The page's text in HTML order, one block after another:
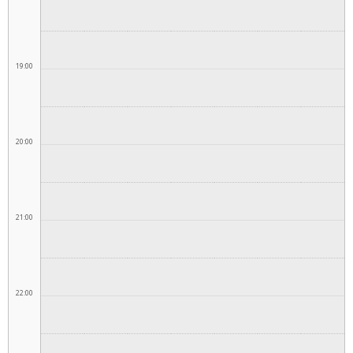
19:00
20:00
21:00
22:00